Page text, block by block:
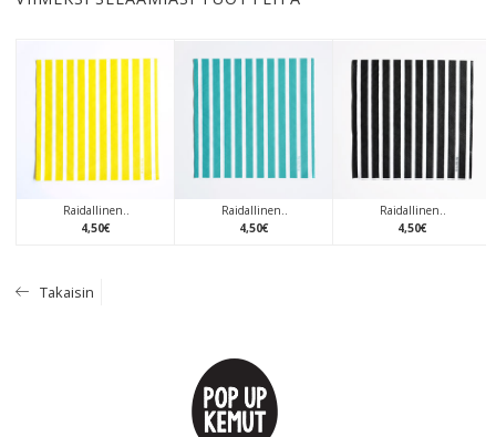
Raidallinen..
4,50€
Raidallinen..
4,50€
Raidallinen..
4,50€
Takaisin